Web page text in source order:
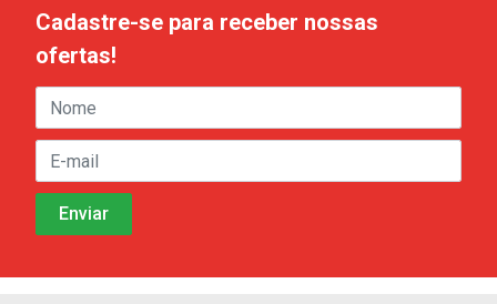
Cadastre-se para receber nossas
ofertas!